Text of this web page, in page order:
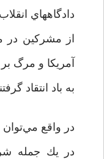
دادگاههاي
از مشركين
آمريكا و مرگ
به باد انتقاد
در واقع مي‌توان
در يك جمله